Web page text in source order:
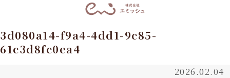
3d080a14-f9a4-4dd1-9c85-
61c3d8fc0ea4
2026.02.04